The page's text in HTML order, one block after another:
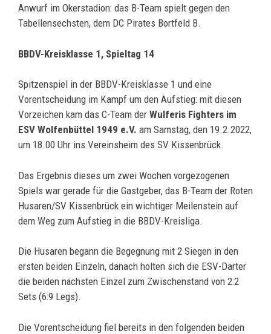
Anwurf im Okerstadion: das B-Team spielt gegen den
Tabellensechsten, dem DC Pirates Bortfeld B.
BBDV-Kreisklasse 1, Spieltag 14
Spitzenspiel in der BBDV-Kreisklasse 1 und eine
Vorentscheidung im Kampf um den Aufstieg: mit diesen
Vorzeichen kam das C-Team der Wulferis Fighters im
ESV Wolfenbüttel 1949 e.V. am Samstag, den 19.2.2022,
um 18.00 Uhr ins Vereinsheim des SV Kissenbrück.
Das Ergebnis dieses um zwei Wochen vorgezogenen
Spiels war gerade für die Gastgeber, das B-Team der Roten
Husaren/SV Kissenbrück ein wichtiger Meilenstein auf
dem Weg zum Aufstieg in die BBDV-Kreisliga.
Die Husaren begann die Begegnung mit 2 Siegen in den
ersten beiden Einzeln, danach holten sich die ESV-Darter
die beiden nächsten Einzel zum Zwischenstand von 2:2
Sets (6:9 Legs).
Die Vorentscheidung fiel bereits in den folgenden beiden